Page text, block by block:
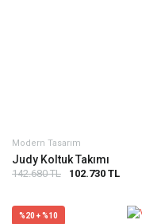
Modern Tasarım
Judy Koltuk Takımı
142.680 TL 102.730 TL
%20 + %10